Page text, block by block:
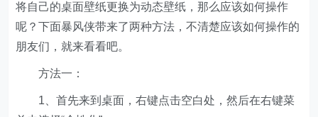
将自己的桌面壁纸更换为动态壁纸，那么应该如何操作
呢？下面暴风侠带来了两种方法，不清楚应该如何操作的
朋友们，就来看看吧。
方法一：
1、首先来到桌面，右键点击空白处，然后在右键菜